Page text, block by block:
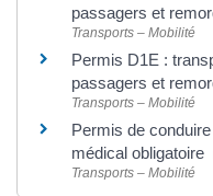
passagers et
Transports – Mobilité
Permis D1E :
passagers et
Transports – Mobilité
Permis de
médical obligatoire
Transports – Mobilité